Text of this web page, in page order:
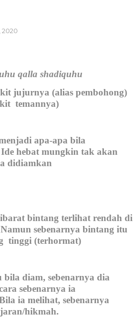
2020
qalla shadiquhu
jujurnya (alias pembohong)
temannya)
apa-apa bila
hebat mungkin tak akan
didiamkan
bintang terlihat rendah di
sebenarnya bintang itu
tinggi (terhormat)
diam, sebenarnya dia
sebenarnya ia
ia melihat, sebenarnya
hikmah.